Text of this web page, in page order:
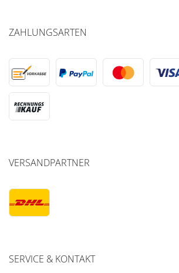
ZAHLUNGSARTEN
VERSANDPARTNER
SERVICE & KONTAKT